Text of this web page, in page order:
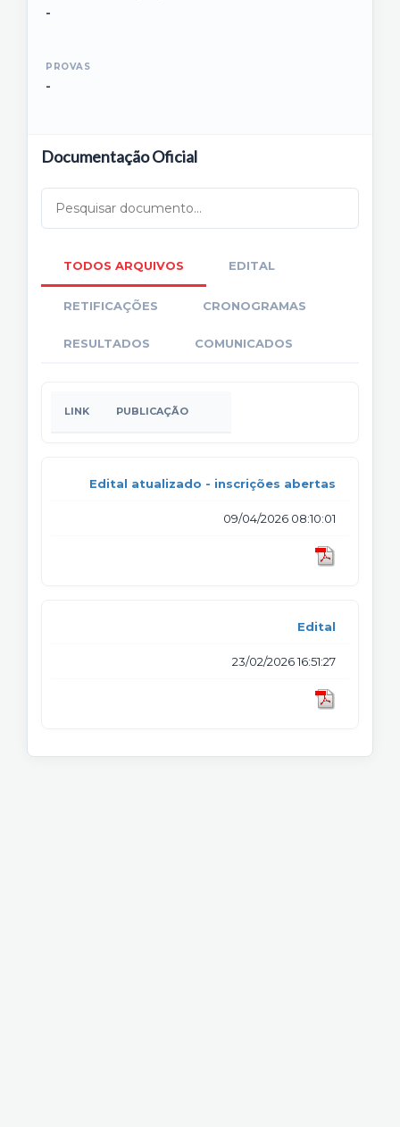
-
PROVAS
-
Documentação Oficial
TODOS ARQUIVOS EDITAL
RETIFICAÇÕES CRONOGRAMAS
RESULTADOS COMUNICADOS
LINK PUBLICAÇÃO
Edital atualizado - inscrições abertas
09/04/2026 08:10:01
Edital
23/02/2026 16:51:27